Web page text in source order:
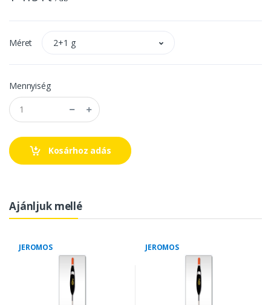
Méret 2+1 g
Mennyiség
Kosárhoz adás
Ajánljuk mellé
JEROMOS JEROMOS